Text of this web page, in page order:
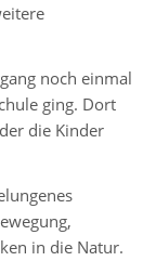
noch einmal
ging. Dort
die Kinder
in die Natur.